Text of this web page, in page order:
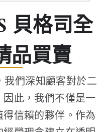
貝格司全
品買賣
我們深知顧客對於二
此，我們不僅是一
信賴的夥伴。作為